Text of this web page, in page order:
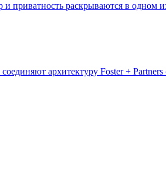
приватность раскрываются в
архитектуру Foster +